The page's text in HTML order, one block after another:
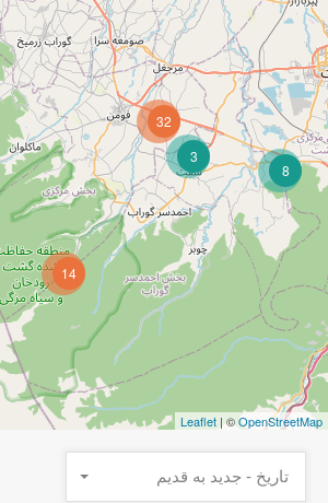
3
14
32
8
Leaflet | ©OpenStreetMap
تاریخ - جدید به قدیم